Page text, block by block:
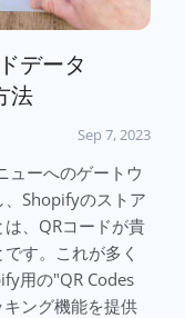
データ
法
Sep 7, 2023
ューへのゲートウ
、Shopifyのストア
、QRコードが貴
す。これが多く
用の"QR Codes
ング機能を提供